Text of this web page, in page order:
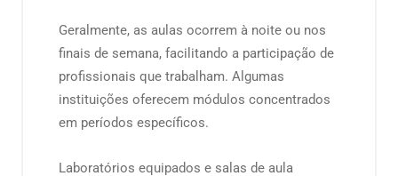
Geralmente, as aulas ocorrem à noite ou nos
finais de semana, facilitando a participação de
profissionais que trabalham. Algumas
instituições oferecem módulos concentrados
em períodos específicos.
Laboratórios equipados e salas de aula